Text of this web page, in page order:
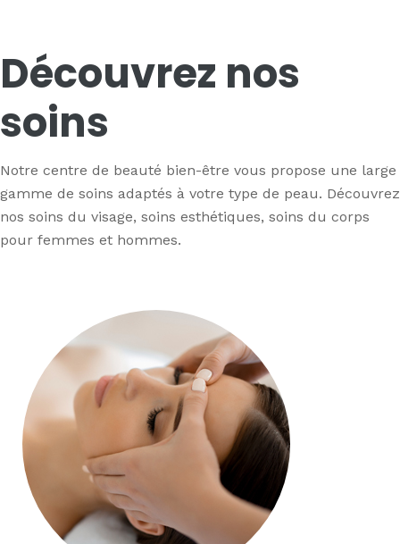
Découvrez nos
soins
Notre centre de beauté bien-être vous propose une large
gamme de soins adaptés à votre type de peau. Découvrez
nos soins du visage, soins esthétiques, soins du corps
pour femmes et hommes.